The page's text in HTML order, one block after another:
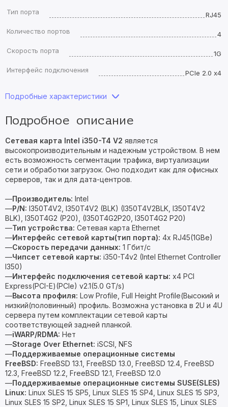
Тип порта
RJ45
Количество портов
4
Скорость порта
1G
Интерфейс подключения
PCIe 2.0 x4
Подробные характеристики
Подробное описание
Сетевая карта Intel i350-T4 V2 является
высокопроизводительным и надежным устройством. В нем
есть возможность сегментации трафика, виртуализации
сети и обработки загрузок. Оно подходит как для офисных
серверов, так и для дата-центров.
—Производитель: Intel
—P/N: I350T4V2, I350T4V2 (BLK) (I350T4V2BLK, I350T4V2
BLK), I350T4G2 (P20), (I350T4G2P20, I350T4G2 P20)
—Тип устройства: Сетевая карта Ethernet
—Интерфейс сетевой карты(тип порта): 4x RJ45(1GBe)
—Скорость передачи данных: 1 Гбит/с
—Чипсет сетевой карты: i350-T4v2 (Intel Ethernet Controller
I350)
—Интерфейс подключения сетевой карты: x4 PCI
Express(PCI-E)(PCIe) v2.1(5.0 GT/s)
—Высота профиля: Low Profile, Full Height Profile(Высокий и
низкий(половинный) профиль. Возможна установка в 2U и 4U
сервера путем комплектации сетевой карты
соответствующей задней планкой.
—iWARP/RDMA: Нет
—Storage Over Ethernet: iSCSI, NFS
—Поддерживаемые операционные системы
FreeBSD: FreeBSD 13.1, FreeBSD 13.0, FreeBSD 12.4, FreeBSD
12.3, FreeBSD 12.2, FreeBSD 12.1, FreeBSD 12.0
—Поддерживаемые операционные системы SUSE(SLES)
Linux: Linux SLES 15 SP5, Linux SLES 15 SP4, Linux SLES 15 SP3,
Linux SLES 15 SP2, Linux SLES 15 SP1, Linux SLES 15, Linux SLES